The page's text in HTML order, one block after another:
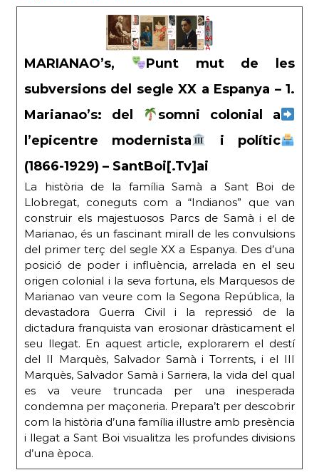
MARIANAO’s,
Punt mut de les
subversions del segle XX a Espanya – 1.
Marianao’s: del
somni colonial a
l’epicentre modernista
i polític
(1866-1929) – SantBoi[.Tv]ai
La història de la família Samà a Sant Boi de
Llobregat, coneguts com a “Indianos” que van
construir els majestuosos Parcs de Samà i el de
Marianao, és un fascinant mirall de les convulsions
del primer terç del segle XX a Espanya. Des d’una
posició de poder i influència, arrelada en el seu
origen colonial i la seva fortuna, els Marquesos de
Marianao van veure com la Segona República, la
devastadora Guerra Civil i la repressió de la
dictadura franquista van erosionar dràsticament el
seu llegat. En aquest article, explorarem el destí
del II Marquès, Salvador Samà i Torrents, i el III
Marquès, Salvador Samà i Sarriera, la vida del qual
es va veure truncada per una inesperada
condemna per maçoneria. Prepara’t per descobrir
com la història d’una família il·lustre amb presència
i llegat a Sant Boi visualitza les profundes divisions
d’una època.